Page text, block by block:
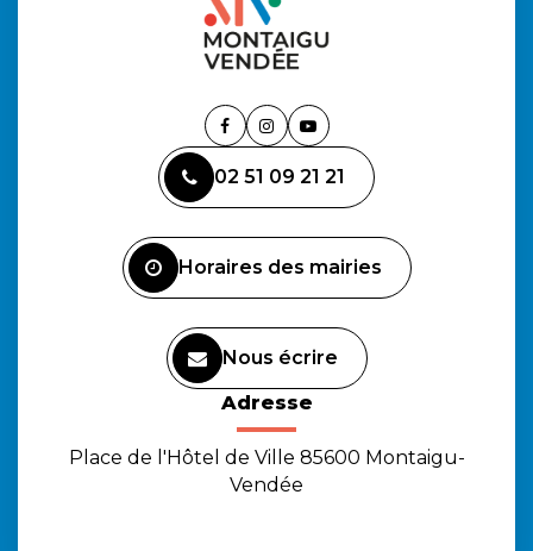
Lien
le
compte
Lien
le
compte
Lien
la
chaîne
02 51 09 21 21
Horaires des mairies
Nous écrire
Adresse
Place de l'Hôtel de Ville 85600 Montaigu-
Vendée